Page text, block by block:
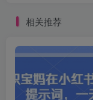
相关推荐